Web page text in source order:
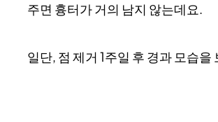
주면 흉터가 거의 남지 않는데요.
일단, 점 제거 1주일 후 경과 모습을